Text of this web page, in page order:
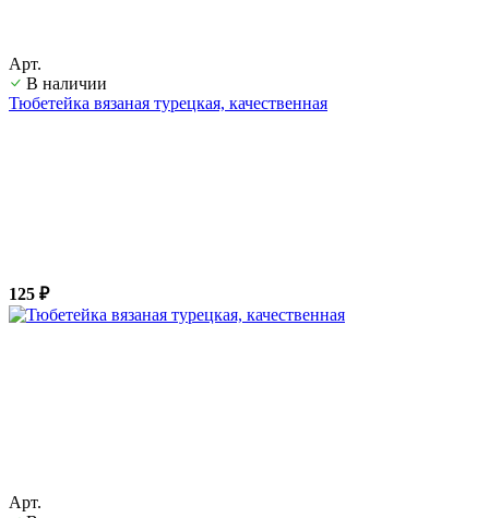
Арт.
В наличии
Тюбетейка вязаная турецкая, качественная
125 ₽
Арт.